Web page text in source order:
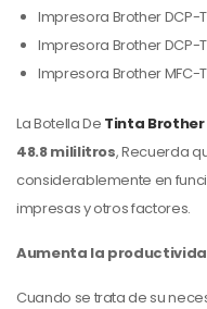
Impresora Brother DCP-
Impresora Brother DCP-
Impresora Brother MFC-
La Botella De Tinta Brother
48.8 mililitros, Recuerda
considerablemente en
impresas y otros factores.
Aumenta la
Cuando se trata de su